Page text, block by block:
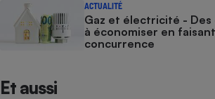
ACTUALITÉ
Gaz et électricité - Des
à économiser en
concurrence
Et aussi